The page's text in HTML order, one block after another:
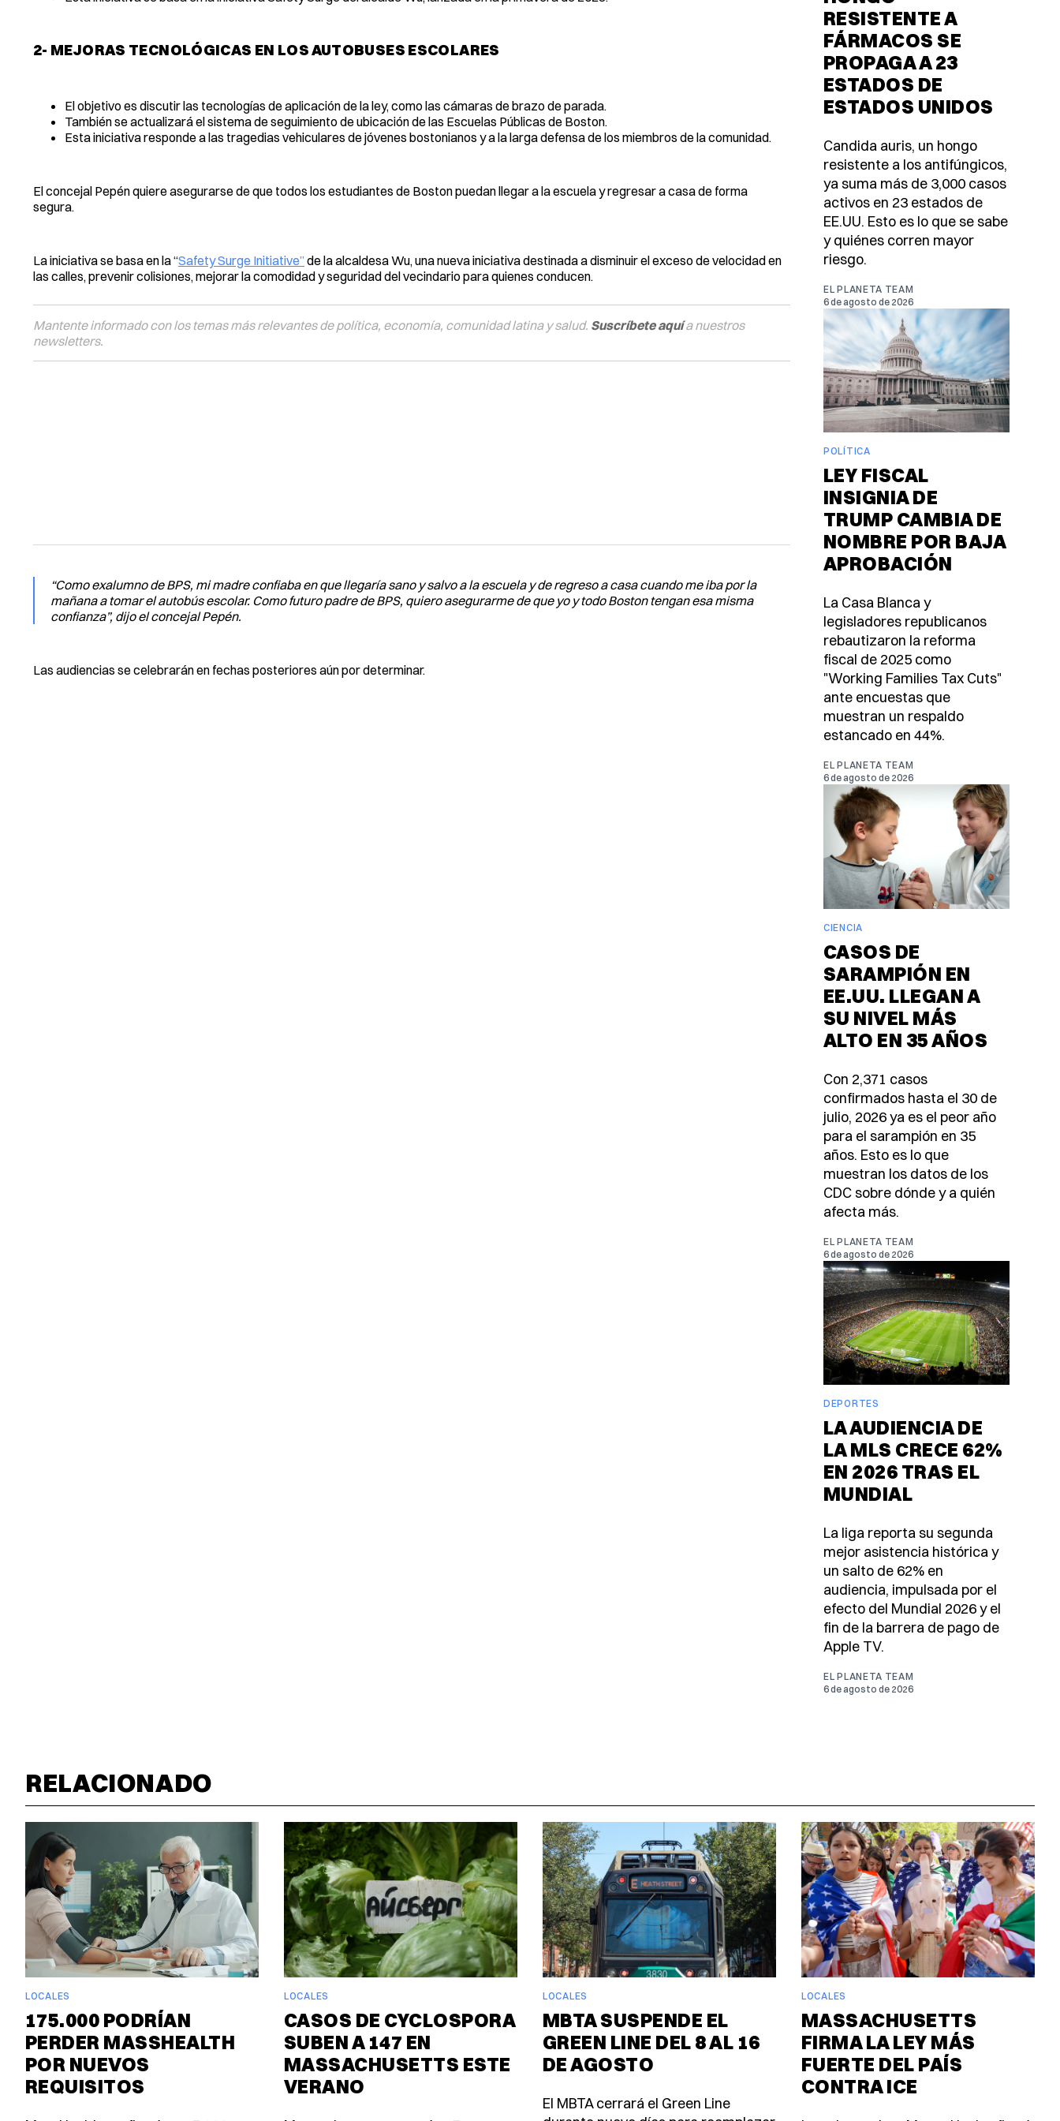
2- MEJORAS TECNOLÓGICAS EN LOS AUTOBUSES ESCOLARES
El objetivo es discutir las tecnologías de aplicación de la ley, como las cámaras de brazo de parada.
También se actualizará el sistema de seguimiento de ubicación de las Escuelas Públicas de Boston.
Esta iniciativa responde a las tragedias vehiculares de jóvenes bostonianos y a la larga defensa de los miembros de la comunidad.
El concejal Pepén quiere asegurarse de que todos los estudiantes de Boston puedan llegar a la escuela y regresar a casa de forma
segura.
La iniciativa se basa en la “Safety Surge Initiative” de la alcaldesa Wu, una nueva iniciativa destinada a disminuir el exceso de velocidad en
las calles, prevenir colisiones, mejorar la comodidad y seguridad del vecindario para quienes conducen.
Mantente informado con los temas más relevantes de política, economía, comunidad latina y salud. Suscríbete aquía nuestros
newsletters.
“Como exalumno de BPS, mi madre confiaba en que llegaría sano y salvo a la escuela y de regreso a casa cuando me iba por la
mañana a tomar el autobús escolar. Como futuro padre de BPS, quiero asegurarme de que yo y todo Boston tengan esa misma
confianza”, dijo el concejal Pepén.
Las audiencias se celebrarán en fechas posteriores aún por determinar.
RESISTENTE A
FÁRMACOS SE
PROPAGA A 23
ESTADOS DE
ESTADOS UNIDOS
Candida auris, un hongo
resistente a los antifúngicos,
ya suma más de 3,000 casos
activos en 23 estados de
EE.UU. Esto es lo que se sabe
y quiénes corren mayor
riesgo.
EL PLANETA TEAM
6 de agosto de 2026
POLÍTICA
LEY FISCAL
INSIGNIA DE
TRUMP CAMBIA DE
NOMBRE POR BAJA
APROBACIÓN
La Casa Blanca y
legisladores republicanos
rebautizaron la reforma
fiscal de 2025 como
"Working Families Tax Cuts"
ante encuestas que
muestran un respaldo
estancado en 44%.
EL PLANETA TEAM
6 de agosto de 2026
CIENCIA
CASOS DE
SARAMPIÓN EN
EE.UU. LLEGAN A
SU NIVEL MÁS
ALTO EN 35 AÑOS
Con 2,371 casos
confirmados hasta el 30 de
julio, 2026 ya es el peor año
para el sarampión en 35
años. Esto es lo que
muestran los datos de los
CDC sobre dónde y a quién
afecta más.
EL PLANETA TEAM
6 de agosto de 2026
DEPORTES
LA AUDIENCIA DE
LA MLS CRECE 62%
EN 2026 TRAS EL
MUNDIAL
La liga reporta su segunda
mejor asistencia histórica y
un salto de 62% en
audiencia, impulsada por el
efecto del Mundial 2026 y el
fin de la barrera de pago de
Apple TV.
EL PLANETA TEAM
6 de agosto de 2026
RELACIONADO
LOCALES
175.000 PODRÍAN
PERDER MASSHEALTH
POR NUEVOS
REQUISITOS
LOCALES
CASOS DE CYCLOSPORA
SUBEN A 147 EN
MASSACHUSETTS ESTE
VERANO
LOCALES
MBTA SUSPENDE EL
GREEN LINE DEL 8 AL 16
DE AGOSTO
El MBTA cerrará el Green Line
LOCALES
MASSACHUSETTS
FIRMA LA LEY MÁS
FUERTE DEL PAÍS
CONTRA ICE